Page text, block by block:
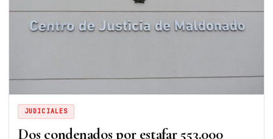
JUDICIALES
Dos condenados por estafar 553.000